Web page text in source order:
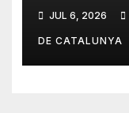
JUL 6, 2026
DE CATALUNYA